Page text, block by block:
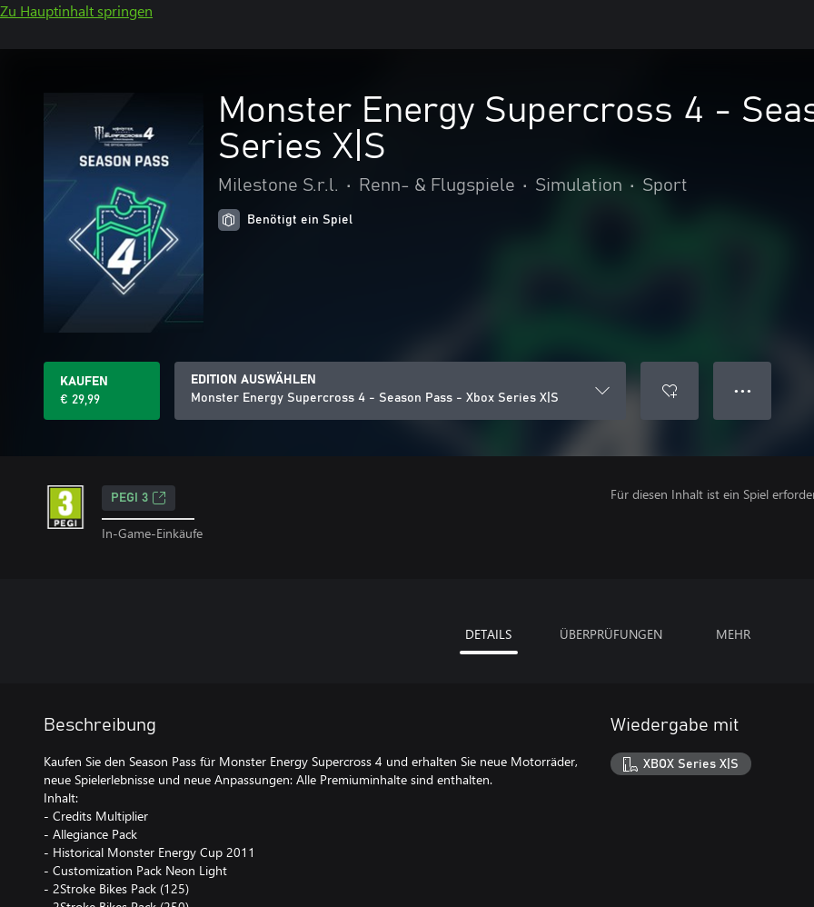
Zu Hauptinhalt springen
Monster Energy Supercross 4 -
Series X|S
Milestone S.r.l. • Renn- & Flugspiele • Simulation • Sport
Benötigt ein Spiel
KAUFEN
€ 29,99
EDITION AUSWÄHLEN
Monster Energy Supercross 4 - Season Pass - Xbox Series X|S
● ● ●
PEGI 3
In-Game-Einkäufe
Für diesen Inhalt ist ein Spiel
DETAILS ÜBERPRÜFUNGEN MEHR
Beschreibung
Kaufen Sie den Season Pass für Monster Energy Supercross 4 und erhalten Sie neue Motorräder,
neue Spielerlebnisse und neue Anpassungen: Alle Premiuminhalte sind enthalten.
Inhalt:
- Credits Multiplier
- Allegiance Pack
- Historical Monster Energy Cup 2011
- Customization Pack Neon Light
- 2Stroke Bikes Pack (125)
Wiedergabe mit
XBOX Series X|S